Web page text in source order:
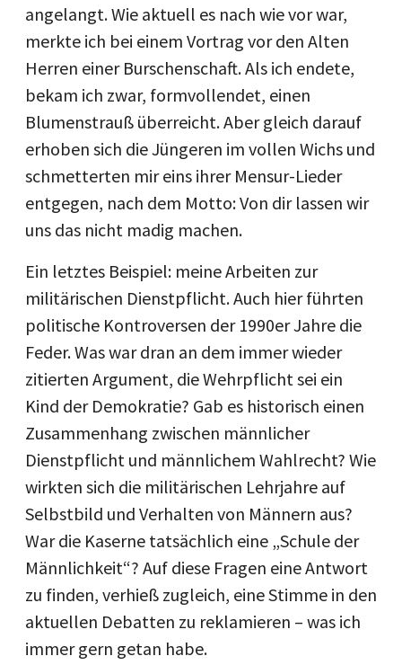
angelangt. Wie aktuell es nach wie vor war,
merkte ich bei einem Vortrag vor den Alten
Herren einer Burschenschaft. Als ich endete,
bekam ich zwar, formvollendet, einen
Blumenstrauß überreicht. Aber gleich darauf
erhoben sich die Jüngeren im vollen Wichs und
schmetterten mir eins ihrer Mensur-Lieder
entgegen, nach dem Motto: Von dir lassen wir
uns das nicht madig machen.
Ein letztes Beispiel: meine Arbeiten zur
militärischen Dienstpflicht. Auch hier führten
politische Kontroversen der 1990er Jahre die
Feder. Was war dran an dem immer wieder
zitierten Argument, die Wehrpflicht sei ein
Kind der Demokratie? Gab es historisch einen
Zusammenhang zwischen männlicher
Dienstpflicht und männlichem Wahlrecht? Wie
wirkten sich die militärischen Lehrjahre auf
Selbstbild und Verhalten von Männern aus?
War die Kaserne tatsächlich eine „Schule der
Männlichkeit“? Auf diese Fragen eine Antwort
zu finden, verhieß zugleich, eine Stimme in den
aktuellen Debatten zu reklamieren – was ich
immer gern getan habe.